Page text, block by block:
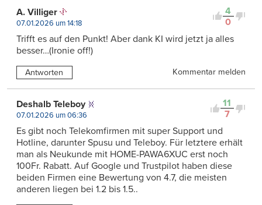
4
0
A. Villiger
07.01.2026 um 14:18
Trifft es auf den Punkt! Aber dank KI wird jetzt ja alles
besser…(Ironie off!)
Antworten Kommentar melden
11
7
Deshalb Teleboy
07.01.2026 um 06:36
Es gibt noch Telekomfirmen mit super Support und
Hotline, darunter Spusu und Teleboy. Für letztere erhält
man als Neukunde mit HOME-PAWA6XUC erst noch
100Fr. Rabatt. Auf Google und Trustpilot haben diese
beiden Firmen eine Bewertung von 4.7, die meisten
anderen liegen bei 1.2 bis 1.5..